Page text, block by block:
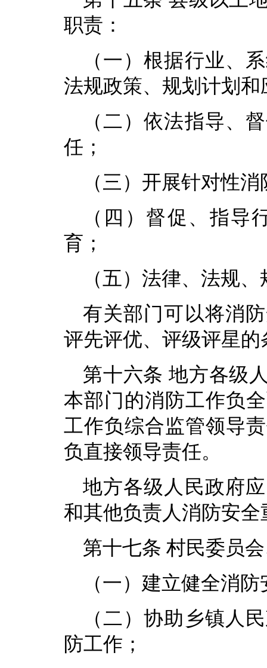
职责：
（一）根据行业、
法规政策、规划计划
（二）依法指导、
任；
（三）开展针对性
（四）督促、指导
育；
（五）法律、法规
有关部门可以将消
评先评优、评级评星的
第十六条 地方各级
本部门的消防工作负
工作负综合监管领导
负直接领导责任。
地方各级人民政府
和其他负责人消防安
第十七条 村民委员
（一）建立健全消
（二）协助乡镇人
防工作；